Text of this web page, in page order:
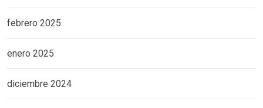
febrero 2025
enero 2025
diciembre 2024